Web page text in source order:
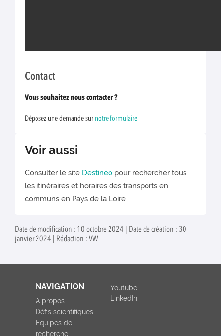
Contact
Vous souhaitez nous contacter ?
Déposez une demande sur notre formulaire
Voir aussi
Consulter le site Destineo pour rechercher tous
les itinéraires et horaires des transports en
communs en Pays de la Loire
Date de modification : 10 octobre 2024 | Date de création : 30
janvier 2024 | Rédaction : VW
NAVIGATION
A propos
Défis scientifiques
Equipes de
recherche
Youtube
LinkedIn